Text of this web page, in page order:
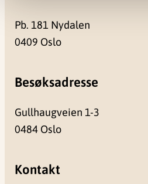
Pb. 181 Nydalen
0409 Oslo
Besøksadresse
Gullhaugveien 1-3
0484 Oslo
Kontakt